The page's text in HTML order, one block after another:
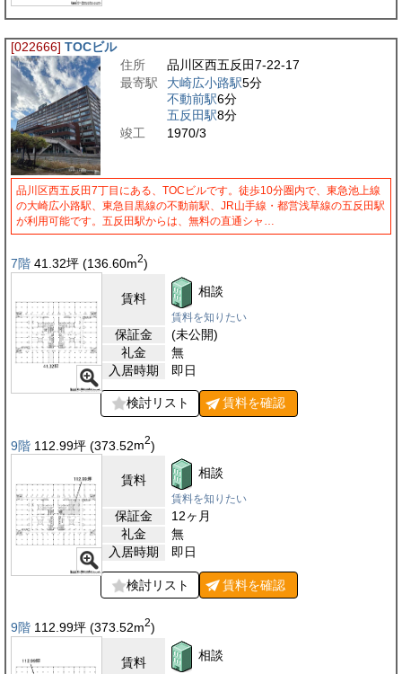
[022666] TOCビル
住所
品川区西五反田7-22-17
最寄駅
大崎広小路駅5分
不動前駅6分
五反田駅8分
竣工
1970/3
品川区西五反田7丁目にある、TOCビルです。徒歩10分圏内で、東急池上線
の大崎広小路駅、東急目黒線の不動前駅、JR山手線・都営浅草線の五反田駅
が利用可能です。五反田駅からは、無料の直通シャ…
7階 41.32坪 (136.60m2)
賃料 相談
賃料を知りたい
保証金
(未公開)
礼金
無
入居時期
即日
検討リスト 賃料を確認
9階 112.99坪 (373.52m2)
賃料 相談
賃料を知りたい
保証金
12ヶ月
礼金
無
入居時期
即日
検討リスト 賃料を確認
9階 112.99坪 (373.52m2)
賃料 相談